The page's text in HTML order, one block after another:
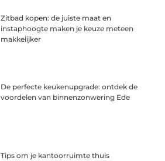
Zitbad kopen: de juiste maat en
instaphoogte maken je keuze meteen
makkelijker
De perfecte keukenupgrade: ontdek de
voordelen van binnenzonwering Ede
Tips om je kantoorruimte thuis